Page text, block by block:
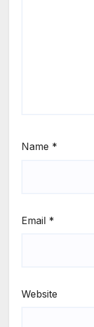
Name *
Email *
Website